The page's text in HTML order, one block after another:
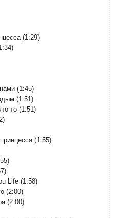
(1:29)
(1:45)
(1:51)
то (1:51)
(1:55)
Life (1:58)
(2:00)
(2:00)